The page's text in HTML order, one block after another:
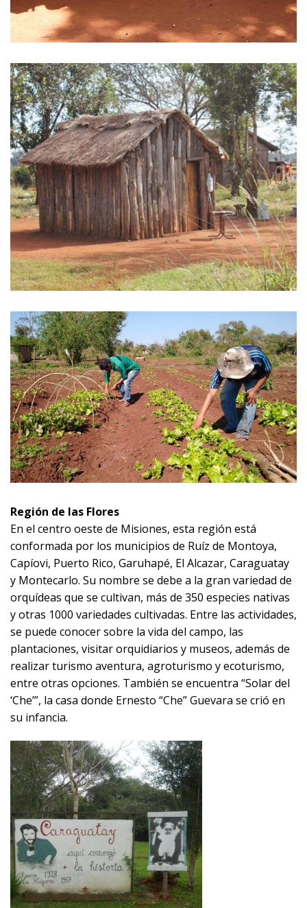
Región de las Flores
En el centro oeste de Misiones, esta región está
conformada por los municipios de Ruíz de Montoya,
Capíovi, Puerto Rico, Garuhapé, El Alcazar, Caraguatay
y Montecarlo. Su nombre se debe a la gran variedad de
orquídeas que se cultivan, más de 350 especies nativas
y otras 1000 variedades cultivadas. Entre las actividades,
se puede conocer sobre la vida del campo, las
plantaciones, visitar orquidiarios y museos, además de
realizar turismo aventura, agroturismo y ecoturismo,
entre otras opciones. También se encuentra “Solar del
‘Che’”, la casa donde Ernesto “Che” Guevara se crió en
su infancia.